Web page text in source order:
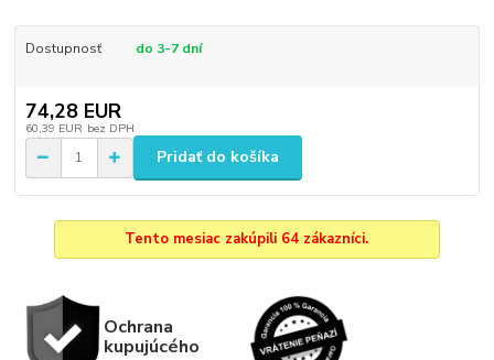
Dostupnosť do 3-7 dní
74,28 EUR
60,39 EUR bez DPH
Pridať do košíka
Tento mesiac zakúpili 64 zákazníci.
Ochrana
kupujúcého